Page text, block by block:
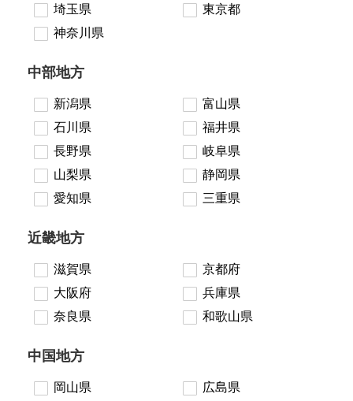
埼玉県
東京都
神奈川県
中部地方
新潟県
富山県
石川県
福井県
長野県
岐阜県
山梨県
静岡県
愛知県
三重県
近畿地方
滋賀県
京都府
大阪府
兵庫県
奈良県
和歌山県
中国地方
岡山県 広島県